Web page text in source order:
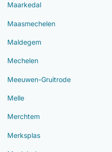
Maarkedal
Maasmechelen
Maldegem
Mechelen
Meeuwen-Gruitrode
Melle
Merchtem
Merksplas